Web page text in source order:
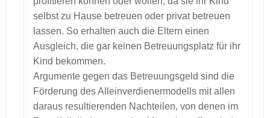
selbst zu Hause betreuen oder privat betreuen
lassen. So erhalten auch die Eltern einen
Ausgleich, die gar keinen Betreuungsplatz für ihr
Kind bekommen.
Argumente gegen das Betreuungsgeld sind die
Förderung des Alleinverdienermodells mit allen
daraus resultierenden Nachteilen, von denen im